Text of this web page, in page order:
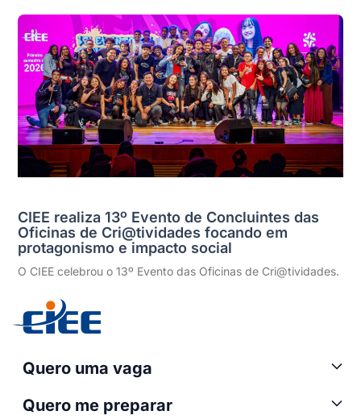
CIEE realiza 13º Evento de Concluintes das
Oficinas de Cri@tividades focando em
protagonismo e impacto social
O CIEE celebrou o 13º Evento das Oficinas de Cri@tividades.
Quero uma vaga
Quero me preparar